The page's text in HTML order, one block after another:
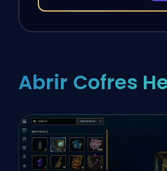
Abrir Cofres